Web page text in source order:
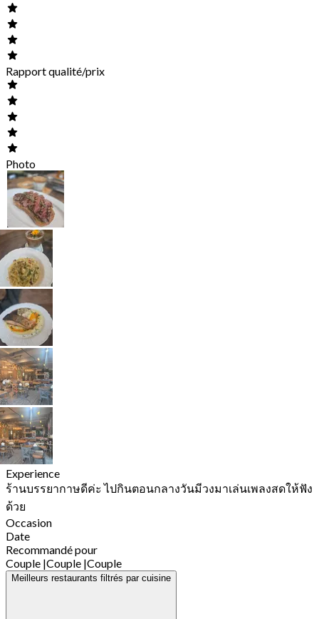
Rapport qualité/prix
Photo
Experience
ร้านบรรยากาษดีค่ะ ไปกินตอนกลางวันมีวงมาเล่นเพลงสดให้ฟัง
ด้วย
Occasion
Date
Recommandé pour
Couple |Couple |Couple
Meilleurs restaurants filtrés par cuisine